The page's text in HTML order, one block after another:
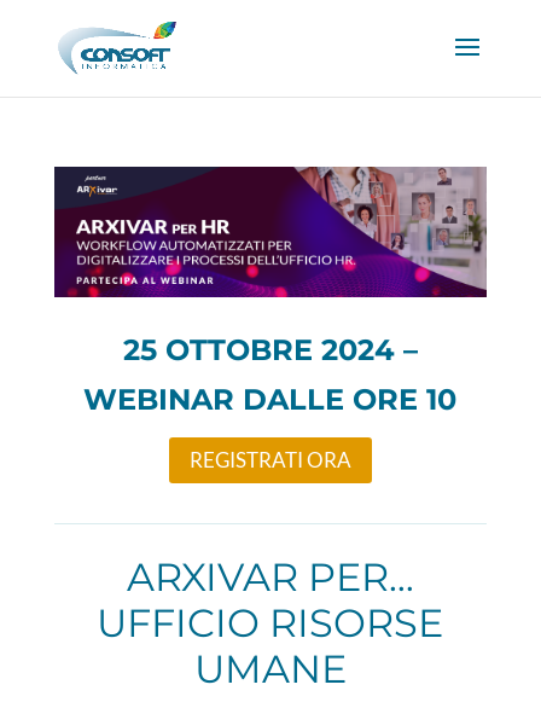
25 OTTOBRE 2024 –
WEBINAR DALLE ORE 10​​
REGISTRATI ORA
ARXIVAR PER…
UFFICIO RISORSE
UMANE​​